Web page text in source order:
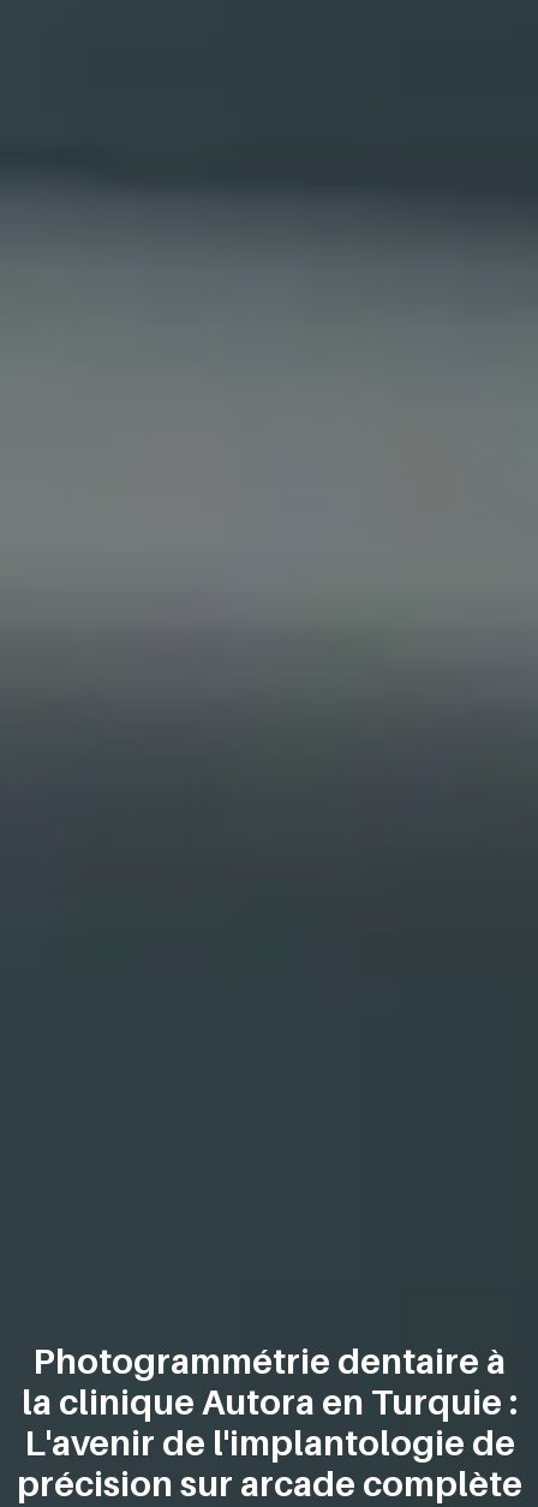
Photogrammétrie dentaire à
la clinique Autora en Turquie :
L'avenir de l'implantologie de
précision sur arcade complète